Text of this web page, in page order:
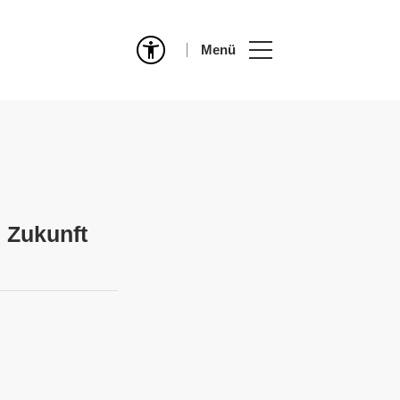
Menü
Zukunft